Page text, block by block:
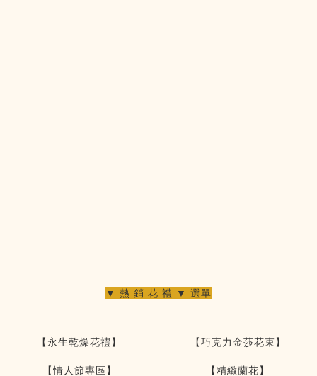
▼ 熱 銷 花 禮 ▼ 選單
【永生乾燥花禮】 【巧克力金莎花束】
【情人節專區】 【精緻蘭花】